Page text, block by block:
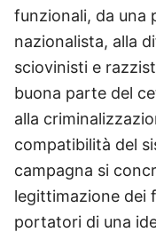
funzionali, da una
nazionalista, alla
sciovinisti e
buona parte del
alla
compatibilità del
campagna si
legittimazione dei
portatori di una